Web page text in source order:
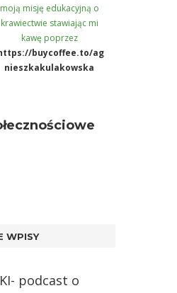
moją misję edukacyjną o
krawiectwie stawiając mi
kawę poprzez
buycoffee.to/ag
nieszkakulakowska
WPISY
podcast o